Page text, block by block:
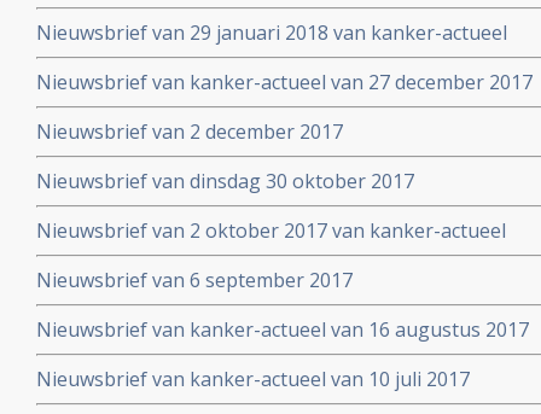
Nieuwsbrief van 29 januari 2018 van kanker-actueel
Nieuwsbrief van kanker-actueel van 27 december 2017
Nieuwsbrief van 2 december 2017
Nieuwsbrief van dinsdag 30 oktober 2017
Nieuwsbrief van 2 oktober 2017 van kanker-actueel
Nieuwsbrief van 6 september 2017
Nieuwsbrief van kanker-actueel van 16 augustus 2017
Nieuwsbrief van kanker-actueel van 10 juli 2017